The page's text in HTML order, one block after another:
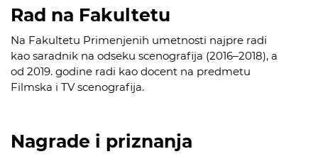
Rad na Fakultetu
Na Fakultetu Primenjenih umetnosti najpre radi
kao saradnik na odseku scenografija (2016–2018), a
od 2019. godine radi kao docent na predmetu
Filmska i TV scenografija.
Nagrade i priznanja